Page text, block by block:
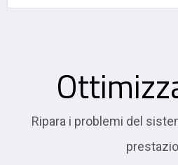
Ripara i problemi del